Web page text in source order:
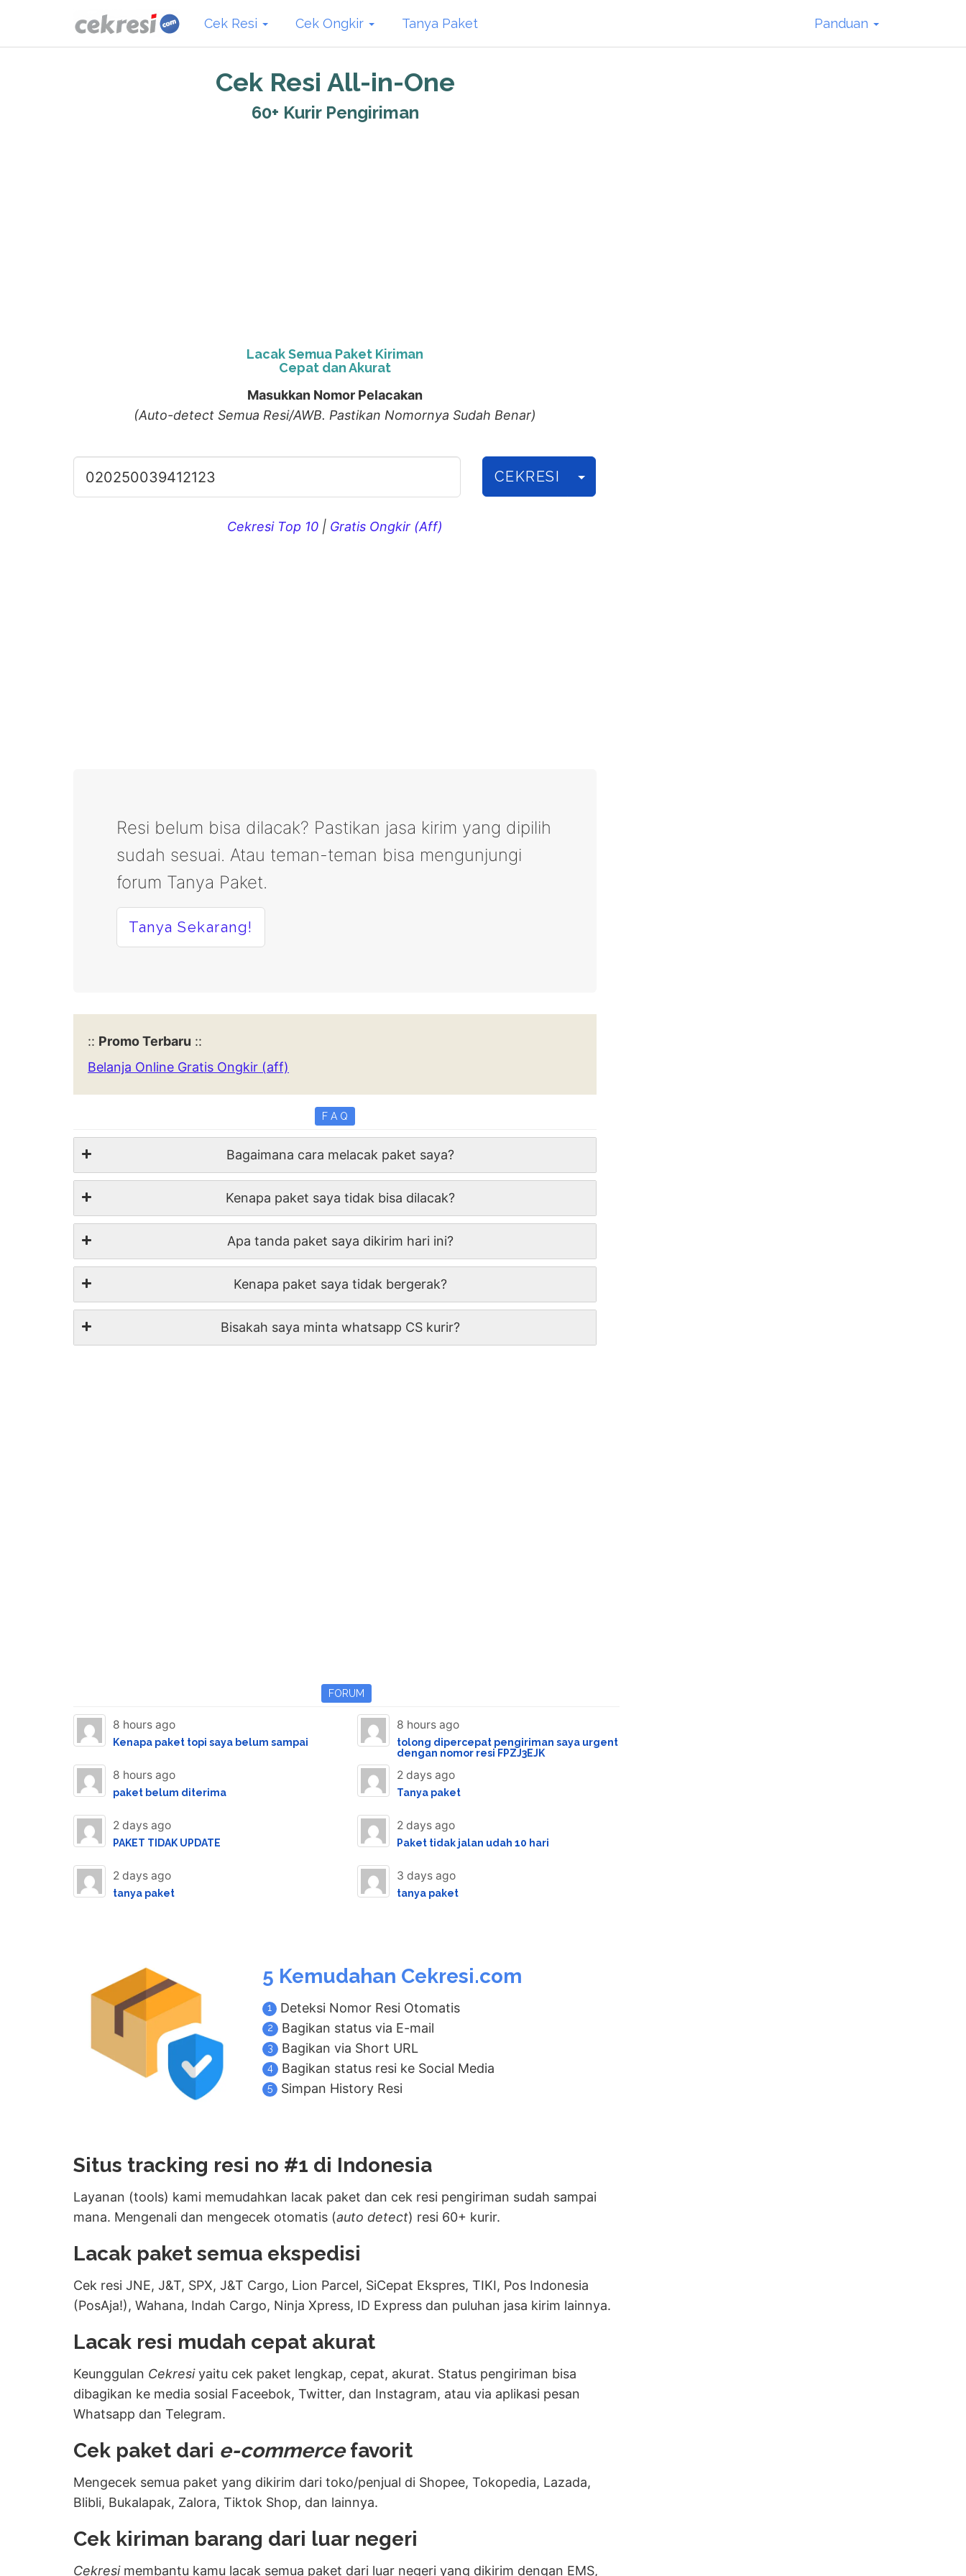
Cek Resi Cek Ongkir Tanya Paket Panduan
Cek Resi All-in-One
60+ Kurir Pengiriman
Lacak Semua Paket Kiriman
Cepat dan Akurat
Masukkan Nomor Pelacakan
(Auto-detect Semua Resi/AWB. Pastikan Nomornya Sudah Benar)
CEKRESI
Cekresi Top 10 | Gratis Ongkir (Aff)
Resi belum bisa dilacak? Pastikan jasa kirim yang dipilih
sudah sesuai. Atau teman-teman bisa mengunjungi
forum Tanya Paket.
Tanya Sekarang!
:: Promo Terbaru ::
Belanja Online Gratis Ongkir (aff)
F A Q
Bagaimana cara melacak paket saya?
Kenapa paket saya tidak bisa dilacak?
Apa tanda paket saya dikirim hari ini?
Kenapa paket saya tidak bergerak?
Bisakah saya minta whatsapp CS kurir?
FORUM
8 hours ago
Kenapa paket topi saya belum sampai
8 hours ago
tolong dipercepat pengiriman saya urgent
dengan nomor resi FPZJ3EJK
8 hours ago
paket belum diterima
2 days ago
Tanya paket
2 days ago
PAKET TIDAK UPDATE
2 days ago
Paket tidak jalan udah 10 hari
2 days ago
tanya paket
3 days ago
tanya paket
5 Kemudahan Cekresi.com
1 Deteksi Nomor Resi Otomatis
2 Bagikan status via E-mail
3 Bagikan via Short URL
4 Bagikan status resi ke Social Media
5 Simpan History Resi
Situs tracking resi no #1 di Indonesia
Layanan (tools) kami memudahkan lacak paket dan cek resi pengiriman sudah sampai
mana. Mengenali dan mengecek otomatis (auto detect) resi 60+ kurir.
Lacak paket semua ekspedisi
Cek resi JNE, J&T, SPX, J&T Cargo, Lion Parcel, SiCepat Ekspres, TIKI, Pos Indonesia
(PosAja!), Wahana, Indah Cargo, Ninja Xpress, ID Express dan puluhan jasa kirim lainnya.
Lacak resi mudah cepat akurat
Keunggulan Cekresiyaitu cek paket lengkap, cepat, akurat. Status pengiriman bisa
dibagikan ke media sosial Faceebok, Twitter, dan Instagram, atau via aplikasi pesan
Whatsapp dan Telegram.
Cek paket dari e-commercefavorit
Mengecek semua paket yang dikirim dari toko/penjual di Shopee, Tokopedia, Lazada,
Blibli, Bukalapak, Zalora, Tiktok Shop, dan lainnya.
Cek kiriman barang dari luar negeri
Cekresimembantu kamu lacak semua paket dari luar negeri yang dikirim dengan EMS,